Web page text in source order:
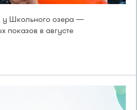
у Школьного озера —
показов в августе